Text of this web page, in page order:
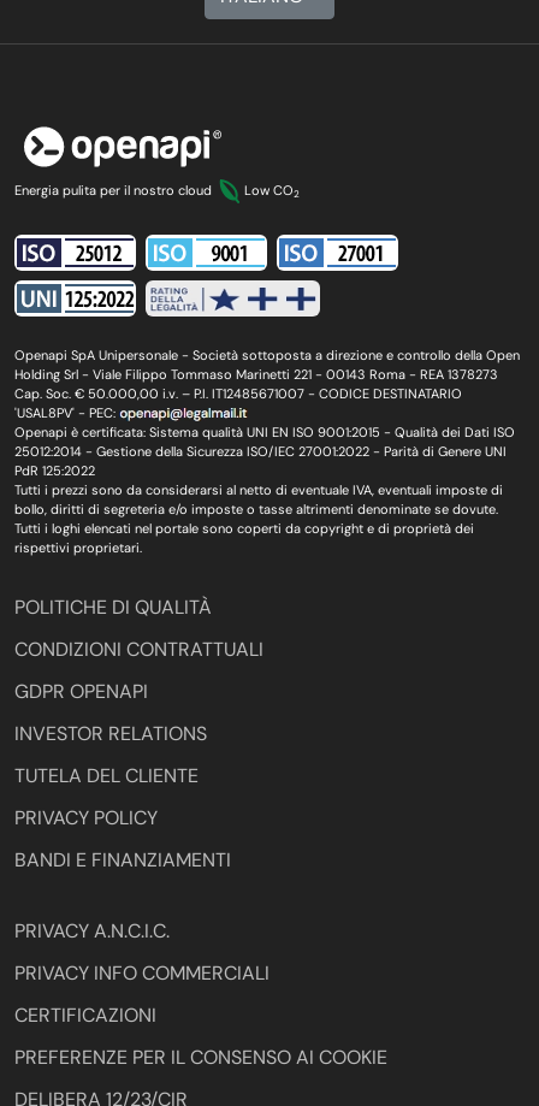
Energia pulita per il nostro cloud Low CO2
Openapi SpA Unipersonale - Società sottoposta a direzione e controllo della Open
Holding Srl - Viale Filippo Tommaso Marinetti 221 - 00143 Roma - REA 1378273
Cap. Soc. € 50.000,00 i.v. – P.I. IT12485671007 - CODICE DESTINATARIO
'USAL8PV' - PEC:
Openapi è certificata: Sistema qualità UNI EN ISO 9001:2015 - Qualità dei Dati ISO
25012:2014 - Gestione della Sicurezza ISO/IEC 27001:2022 - Parità di Genere UNI
PdR 125:2022
Tutti i prezzi sono da considerarsi al netto di eventuale IVA, eventuali imposte di
bollo, diritti di segreteria e/o imposte o tasse altrimenti denominate se dovute.
Tutti i loghi elencati nel portale sono coperti da copyright e di proprietà dei
rispettivi proprietari.
POLITICHE DI QUALITÀ
CONDIZIONI CONTRATTUALI
GDPR OPENAPI
INVESTOR RELATIONS
TUTELA DEL CLIENTE
PRIVACY POLICY
BANDI E FINANZIAMENTI
PRIVACY A.N.C.I.C.
PRIVACY INFO COMMERCIALI
CERTIFICAZIONI
PREFERENZE PER IL CONSENSO AI COOKIE
DELIBERA 12/23/CIR